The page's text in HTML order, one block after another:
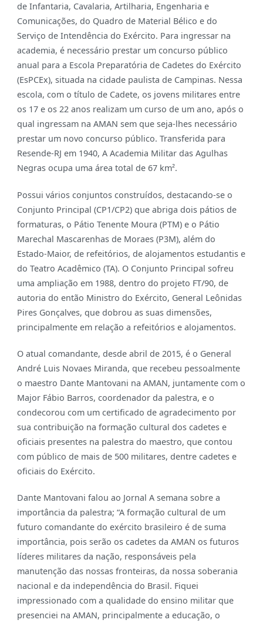
de Infantaria, Cavalaria, Artilharia, Engenharia e
Comunicações, do Quadro de Material Bélico e do
Serviço de Intendência do Exército. Para ingressar na
academia, é necessário prestar um concurso público
anual para a Escola Preparatória de Cadetes do Exército
(EsPCEx), situada na cidade paulista de Campinas. Nessa
escola, com o título de Cadete, os jovens militares entre
os 17 e os 22 anos realizam um curso de um ano, após o
qual ingressam na AMAN sem que seja-lhes necessário
prestar um novo concurso público. Transferida para
Resende-RJ em 1940, A Academia Militar das Agulhas
Negras ocupa uma área total de 67 km².
Possui vários conjuntos construídos, destacando-se o
Conjunto Principal (CP1/CP2) que abriga dois pátios de
formaturas, o Pátio Tenente Moura (PTM) e o Pátio
Marechal Mascarenhas de Moraes (P3M), além do
Estado-Maior, de refeitórios, de alojamentos estudantis e
do Teatro Acadêmico (TA). O Conjunto Principal sofreu
uma ampliação em 1988, dentro do projeto FT/90, de
autoria do então Ministro do Exército, General Leônidas
Pires Gonçalves, que dobrou as suas dimensões,
principalmente em relação a refeitórios e alojamentos.
O atual comandante, desde abril de 2015, é o General
André Luis Novaes Miranda, que recebeu pessoalmente
o maestro Dante Mantovani na AMAN, juntamente com o
Major Fábio Barros, coordenador da palestra, e o
condecorou com um certificado de agradecimento por
sua contribuição na formação cultural dos cadetes e
oficiais presentes na palestra do maestro, que contou
com público de mais de 500 militares, dentre cadetes e
oficiais do Exército.
Dante Mantovani falou ao Jornal A semana sobre a
importância da palestra; “A formação cultural de um
futuro comandante do exército brasileiro é de suma
importância, pois serão os cadetes da AMAN os futuros
líderes militares da nação, responsáveis pela
manutenção das nossas fronteiras, da nossa soberania
nacional e da independência do Brasil. Fiquei
impressionado com a qualidade do ensino militar que
presenciei na AMAN, principalmente a educação, o